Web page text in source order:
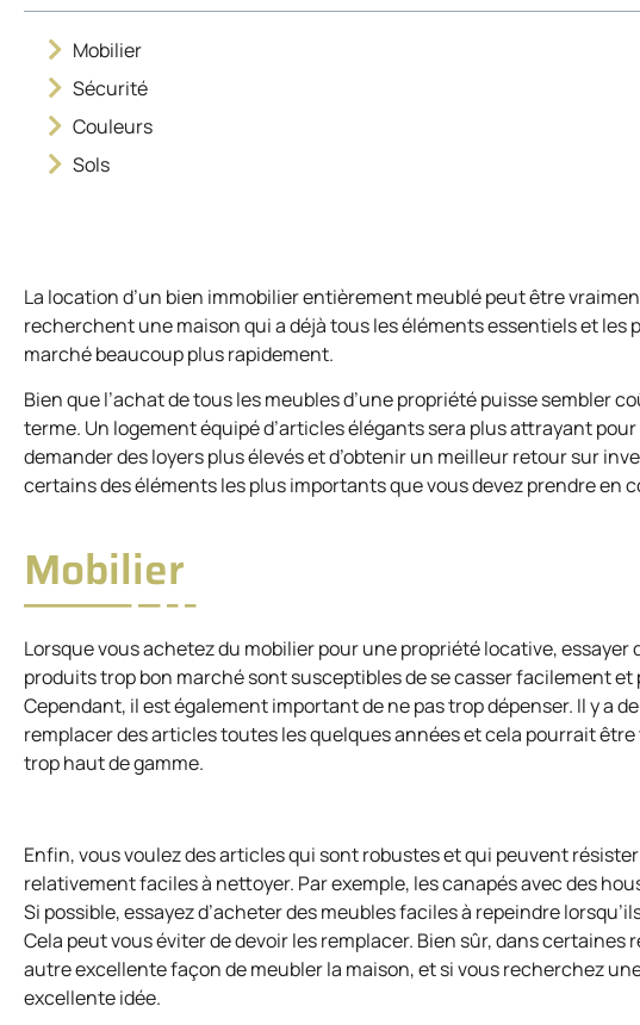
Mobilier
Sécurité
Couleurs
Sols
La location d’un bien immobilier entièrement meublé peut être
recherchent une maison qui a déjà tous les éléments essentiels et
marché beaucoup plus rapidement.
Bien que l’achat de tous les meubles d’une propriété puisse sembler
terme. Un logement équipé d’articles élégants sera plus attrayant
demander des loyers plus élevés et d’obtenir un meilleur retour sur
certains des éléments les plus importants que vous devez prendre en
Mobilier
Lorsque vous achetez du mobilier pour une propriété locative,
produits trop bon marché sont susceptibles de se casser facilement
Cependant, il est également important de ne pas trop dépenser. Il y a
remplacer des articles toutes les quelques années et cela pourrait
trop haut de gamme.
Enfin, vous voulez des articles qui sont robustes et qui peuvent
relativement faciles à nettoyer. Par exemple, les canapés avec des
Si possible, essayez d’acheter des meubles faciles à repeindre
Cela peut vous éviter de devoir les remplacer. Bien sûr, dans certaines
autre excellente façon de meubler la maison, et si vous recherchez
excellente idée.